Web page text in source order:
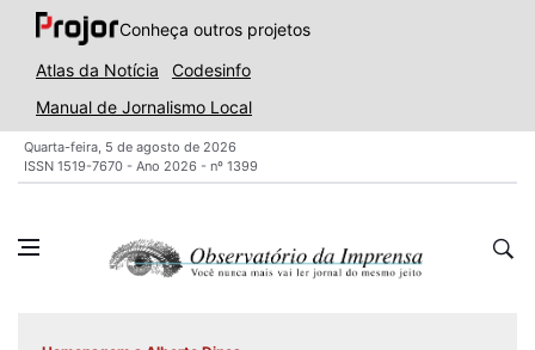
Conheça outros projetos
Atlas da Notícia
Codesinfo
Manual de Jornalismo Local
Quarta-feira, 5 de agosto de 2026
ISSN 1519-7670 - Ano 2026 - nº 1399